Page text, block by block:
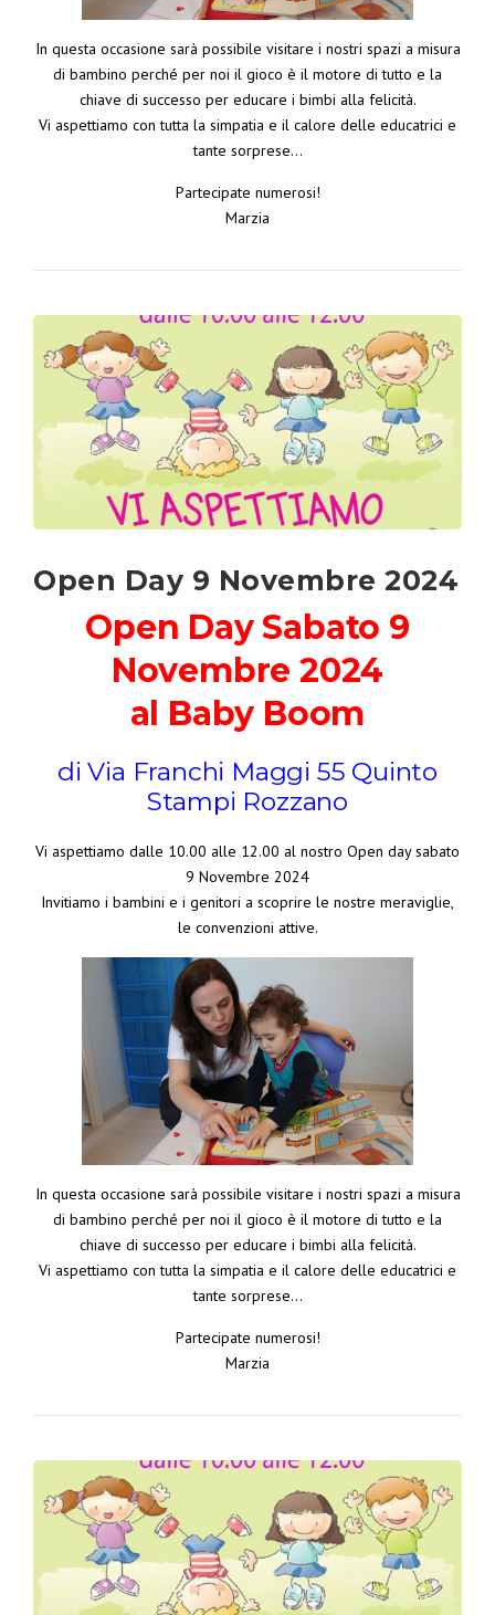
In questa occasione sarà possibile visitare i nostri spazi a misura
di bambino perché per noi il gioco è il motore di tutto e la
chiave di successo per educare i bimbi alla felicità.
Vi aspettiamo con tutta la simpatia e il calore delle educatrici e
tante sorprese…
Partecipate numerosi!
Marzia
Open Day 9 Novembre 2024
Open Day Sabato 9
Novembre 2024
al Baby Boom
di Via Franchi Maggi 55 Quinto
Stampi Rozzano
Vi aspettiamo dalle 10.00 alle 12.00 al nostro Open day sabato
9 Novembre 2024
Invitiamo i bambini e i genitori a scoprire le nostre meraviglie,
le convenzioni attive.
In questa occasione sarà possibile visitare i nostri spazi a misura
di bambino perché per noi il gioco è il motore di tutto e la
chiave di successo per educare i bimbi alla felicità.
Vi aspettiamo con tutta la simpatia e il calore delle educatrici e
tante sorprese…
Partecipate numerosi!
Marzia